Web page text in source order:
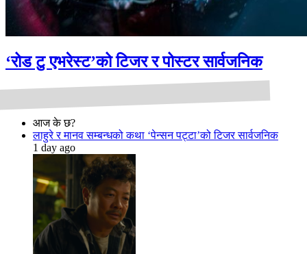
‘रोड टु एभरेस्ट’को टिजर र पोस्टर सार्वजनिक
आज के छ?
लाहुरे र मानव सम्बन्धको कथा ‘पेन्सन पट्टा’को टिजर सार्वजनिक
1 day ago